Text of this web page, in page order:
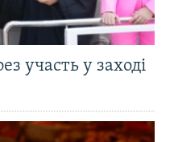
участь у заході